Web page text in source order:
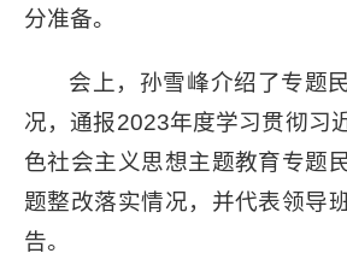
分准备。
会上，孙雪峰介绍了专题
况，通报2023年度学习贯彻习
色社会主义思想主题教育专题
题整改落实情况，并代表领导
告。